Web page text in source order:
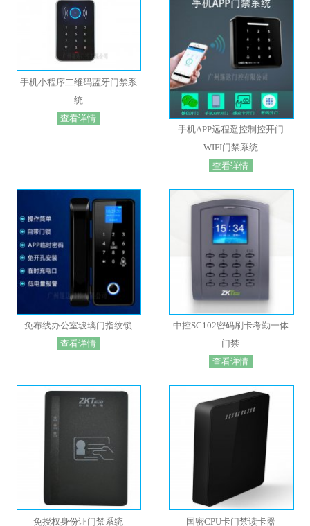
手机小程序二维码蓝牙门禁系
统
查看详情
手机APP远程遥控制控开门
WIFI门禁系统
查看详情
免布线办公室玻璃门指纹锁
查看详情
中控SC102密码刷卡考勤一体
门禁
查看详情
免授权身份证门禁系统 国密CPU卡门禁读卡器